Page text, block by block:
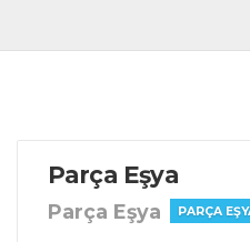
Parça Eşya
Parça Eşya PARÇA